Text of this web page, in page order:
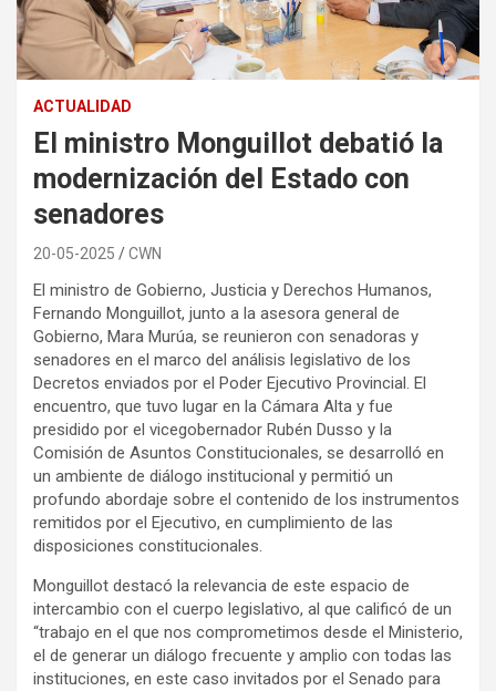
ACTUALIDAD
El ministro Monguillot debatió la
modernización del Estado con
senadores
20-05-2025 CWN
El ministro de Gobierno, Justicia y Derechos Humanos,
Fernando Monguillot, junto a la asesora general de
Gobierno, Mara Murúa, se reunieron con senadoras y
senadores en el marco del análisis legislativo de los
Decretos enviados por el Poder Ejecutivo Provincial. El
encuentro, que tuvo lugar en la Cámara Alta y fue
presidido por el vicegobernador Rubén Dusso y la
Comisión de Asuntos Constitucionales, se desarrolló en
un ambiente de diálogo institucional y permitió un
profundo abordaje sobre el contenido de los instrumentos
remitidos por el Ejecutivo, en cumplimiento de las
disposiciones constitucionales.
Monguillot destacó la relevancia de este espacio de
intercambio con el cuerpo legislativo, al que calificó de un
“trabajo en el que nos comprometimos desde el Ministerio,
el de generar un diálogo frecuente y amplio con todas las
instituciones, en este caso invitados por el Senado para